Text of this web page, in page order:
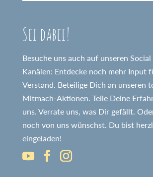
Sei dabei!
Besuche uns auch auf unseren
Kanälen: Entdecke noch mehr Input
Verstand. Beteilige Dich an unseren
Mitmach-Aktionen. Teile Deine
uns. Verrate uns, was Dir gefällt.
noch von uns wünschst. Du bist
eingeladen!